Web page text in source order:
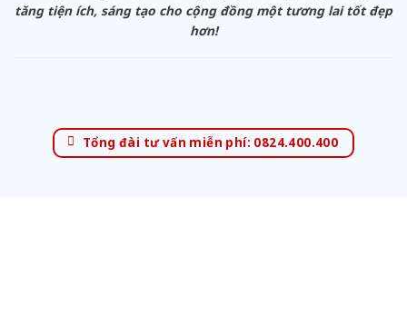
tăng tiện ích, sáng tạo cho cộng đồng một tương lai tốt đẹp
hơn!
Tổng đài tư vấn miễn phí: 0824.400.400